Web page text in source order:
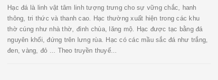
Hạc đá là linh vật tâm linh tượng trưng cho sự vững chắc, hanh
thông, tri thức và thanh cao. Hạc thường xuất hiện trong các khu
thờ cúng như nhà thờ, đình chùa, lăng mộ. Hạc được tạc bằng đá
nguyên khối, đứng trên lưng rùa. Hạc có các mầu sắc đá như trắng,
đen, vàng, đỏ ... Theo truyền thuyế...